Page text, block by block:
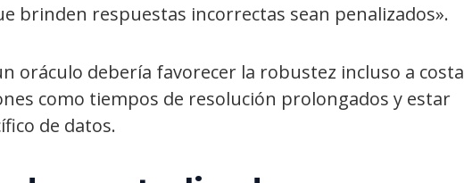
brinden respuestas incorrectas sean penalizados».
oráculo debería favorecer la robustez incluso a costa
como tiempos de resolución prolongados y estar
de datos.